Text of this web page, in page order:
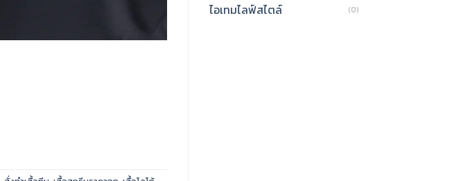
ไอเทมไลฟ์สไตล์ (0)